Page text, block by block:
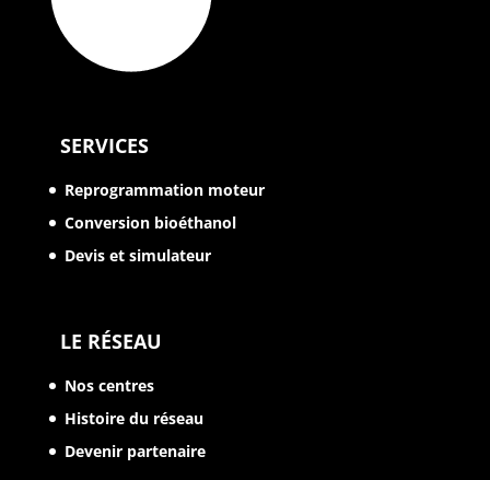
SERVICES
Reprogrammation moteur
Conversion bioéthanol
Devis et simulateur
LE RÉSEAU
Nos centres
Histoire du réseau
Devenir partenaire